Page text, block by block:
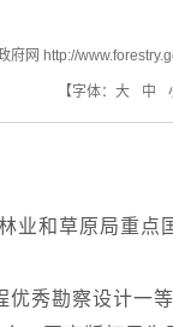
府网 http://
【字体： 大 中
业和草原局重点
秀勘察设计一